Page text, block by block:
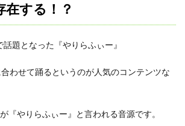
在する！？
題となった『やりらふぃー』
わせて踊るというのが人気のコンテンツな
『やりらふぃー』と言われる音源です。